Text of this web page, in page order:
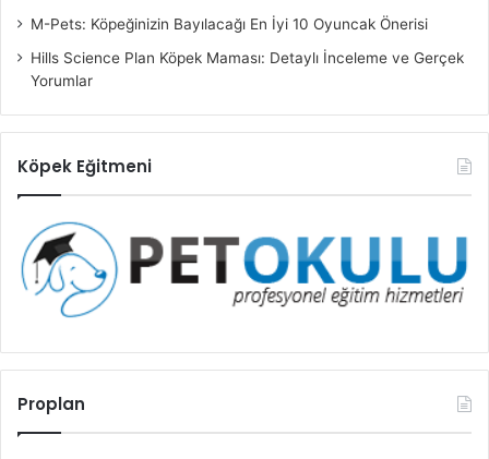
M-Pets: Köpeğinizin Bayılacağı En İyi 10 Oyuncak Önerisi
Hills Science Plan Köpek Maması: Detaylı İnceleme ve Gerçek
Yorumlar
Köpek Eğitmeni
Proplan